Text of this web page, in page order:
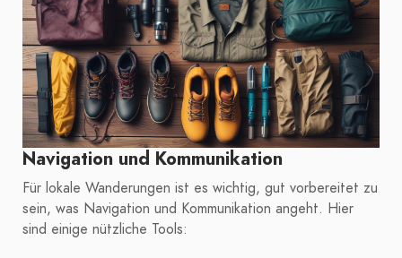
Navigation und Kommunikation
Für lokale Wanderungen ist es wichtig, gut vorbereitet zu
sein, was Navigation und Kommunikation angeht. Hier
sind einige nützliche Tools: